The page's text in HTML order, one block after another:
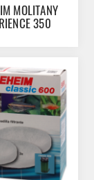
MOLITANY
350